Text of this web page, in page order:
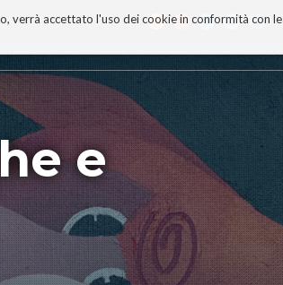
verrà accettato l'uso dei cookie in conformità con le
e